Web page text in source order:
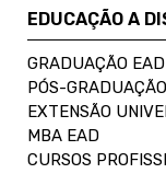
EDUCAÇÃO A
GRADUAÇÃO EAD
PÓS-
EXTENSÃO
MBA EAD
CURSOS